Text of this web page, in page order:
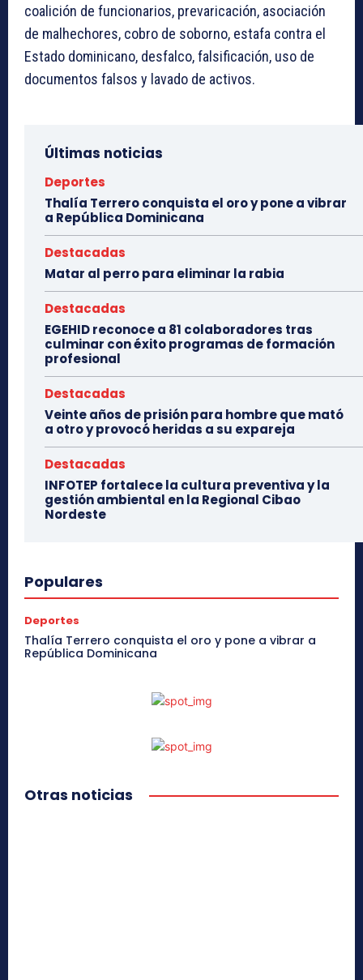
coalición de funcionarios, prevaricación, asociación
de malhechores, cobro de soborno, estafa contra el
Estado dominicano, desfalco, falsificación, uso de
documentos falsos y lavado de activos.
Últimas noticias
Deportes
Thalía Terrero conquista el oro y pone a vibrar
a República Dominicana
Destacadas
Matar al perro para eliminar la rabia
Destacadas
EGEHID reconoce a 81 colaboradores tras
culminar con éxito programas de formación
profesional
Destacadas
Veinte años de prisión para hombre que mató
a otro y provocó heridas a su expareja
Destacadas
INFOTEP fortalece la cultura preventiva y la
gestión ambiental en la Regional Cibao
Nordeste
Populares
Deportes
Thalía Terrero conquista el oro y pone a vibrar a
República Dominicana
Otras noticias